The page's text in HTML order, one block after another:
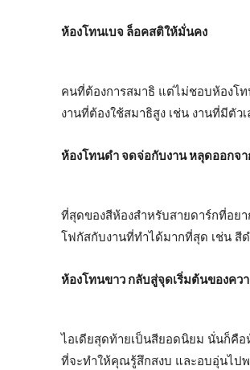
ห้องโทนเบจ ล็อคสติให้มั่นคง
คนที่ต้องการสมาธิ แต่ไม่ชอบห้องโท
งานที่ต้องใช้สมาธิสูง เช่น งานที่มีตัว
ห้องโทนดำ จดจ่อกับงาน หลุดออกจ
ที่สุดของสีห้องสำหรับสายดาร์กที่อย
โฟกัสกับงานที่ทำได้มากที่สุด เช่น สี
ห้องโทนขาว กลับสู่จุดเริ่มต้นของคว
ไอเดียสุดท้ายเป็นสียอดนิยม นั่นก็คื
ที่จะทำให้คุณรู้สึกสงบ และอบอุ่นไป